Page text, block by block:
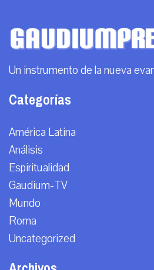
Un instrumento de la nueva
Categorías
América Latina
Análisis
Espiritualidad
Gaudium-TV
Mundo
Roma
Uncategorized